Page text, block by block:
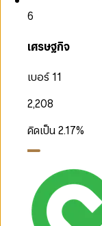
6
เศรษฐกิจ
เบอร์ 11
2,208
คิดเป็น2.17%